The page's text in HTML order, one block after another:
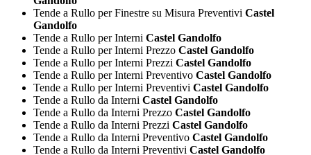
Tende a Rullo per Finestre su Misura Preventivi Castel
Gandolfo
Tende a Rullo per Interni Castel Gandolfo
Tende a Rullo per Interni Prezzo Castel Gandolfo
Tende a Rullo per Interni Prezzi Castel Gandolfo
Tende a Rullo per Interni Preventivo Castel Gandolfo
Tende a Rullo per Interni Preventivi Castel Gandolfo
Tende a Rullo da Interni Castel Gandolfo
Tende a Rullo da Interni Prezzo Castel Gandolfo
Tende a Rullo da Interni Prezzi Castel Gandolfo
Tende a Rullo da Interni Preventivo Castel Gandolfo
Tende a Rullo da Interni Preventivi Castel Gandolfo